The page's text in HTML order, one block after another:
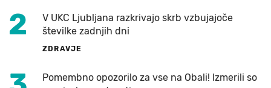
2
V UKC Ljubljana razkrivajo skrb vzbujajoče
številke zadnjih dni
ZDRAVJE
Pomembno opozorilo za vse na Obali! Izmerili so